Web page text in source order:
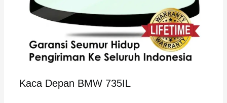
Kaca Depan BMW 735IL